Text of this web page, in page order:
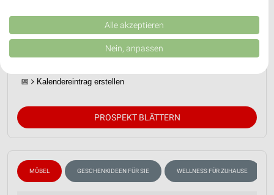
📅 Kalendereintrag erstellen
PROSPEKT BLÄTTERN
MÖBEL GESCHENKIDEEN FÜR SIE WELLNESS FÜR ZUHAUSE
Kombinationen von Daten aus verschiedenen Quellen. Entwicklung und
Verbesserung der Angebote. Verwendung reduzierter Daten zur Auswahl
von Inhalten.
Daten können außerhalb der Europäischen Union weitergegeben und in die
Website/App.
Wir nutzen Ihre Daten für folgende Zwecke:
IAB-Verarbeitungszwecke:
Verwendung reduzierter Daten zur Auswahl von
Alle akzeptieren
Nein, anpassen